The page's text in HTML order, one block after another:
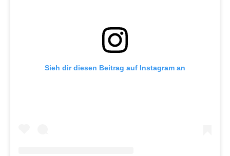
Sieh dir diesen Beitrag auf Instagram an